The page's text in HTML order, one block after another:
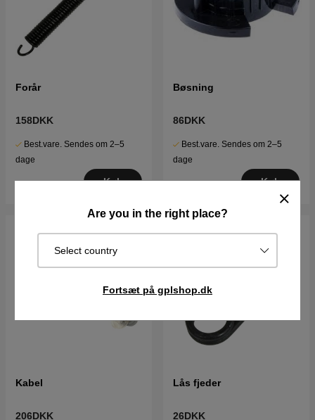
Are you in the right place?
Select country
Fortsæt på gplshop.dk
Forår
158DKK
Best.vare. Sendes om 2–5
dage
Køb
Bøsning
86DKK
Best.vare. Sendes om 2–5
dage
Køb
Kabel
206DKK
Lås fjeder
26DKK